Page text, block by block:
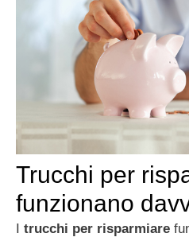
Trucchi per
funzionano
I trucchi per risparmiare